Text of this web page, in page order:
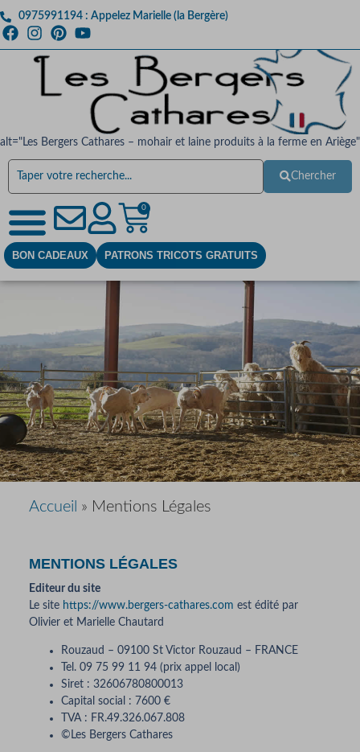
0975991194 : Appelez Marielle (la Bergère)
alt="Les Bergers Cathares – mohair et laine produits à la ferme en Ariège"
Chercher
0
BON CADEAUX PATRONS TRICOTS GRATUITS
Accueil » Mentions Légales
MENTIONS LÉGALES
Editeur du site
Le site https://www.bergers-cathares.com est édité par
Olivier et Marielle Chautard
Rouzaud – 09100 St Victor Rouzaud – FRANCE
Tel. 09 75 99 11 94 (prix appel local)
Siret : 32606780800013
Capital social : 7600 €
TVA : FR.49.326.067.808
©Les Bergers Cathares